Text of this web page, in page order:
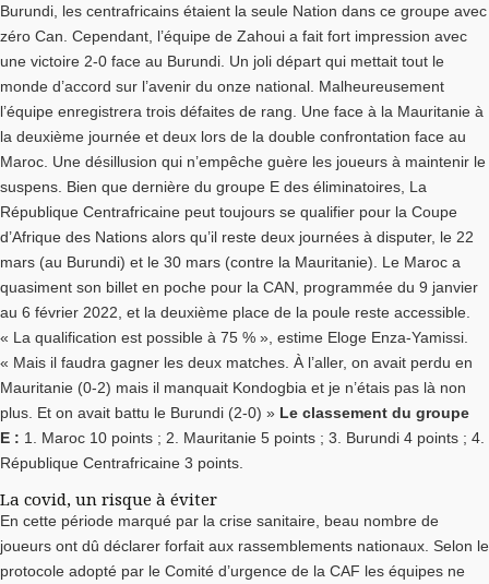
Burundi, les centrafricains étaient la seule Nation dans ce groupe avec
zéro Can. Cependant, l’équipe de Zahoui a fait fort impression avec
une victoire 2-0 face au Burundi. Un joli départ qui mettait tout le
monde d’accord sur l’avenir du onze national. Malheureusement
l’équipe enregistrera trois défaites de rang. Une face à la Mauritanie à
la deuxième journée et deux lors de la double confrontation face au
Maroc. Une désillusion qui n’empêche guère les joueurs à maintenir le
suspens. Bien que dernière du groupe E des éliminatoires, La
République Centrafricaine peut toujours se qualifier pour la Coupe
d’Afrique des Nations alors qu’il reste deux journées à disputer, le 22
mars (au Burundi) et le 30 mars (contre la Mauritanie). Le Maroc a
quasiment son billet en poche pour la CAN, programmée du 9 janvier
au 6 février 2022, et la deuxième place de la poule reste accessible.
« La qualification est possible à 75 % », estime Eloge Enza-Yamissi.
« Mais il faudra gagner les deux matches. À l’aller, on avait perdu en
Mauritanie (0-2) mais il manquait Kondogbia et je n’étais pas là non
plus. Et on avait battu le Burundi (2-0) » Le classement du groupe
E : 1. Maroc 10 points ; 2. Mauritanie 5 points ; 3. Burundi 4 points ; 4.
République Centrafricaine 3 points.
La covid, un risque à éviter
En cette période marqué par la crise sanitaire, beau nombre de
joueurs ont dû déclarer forfait aux rassemblements nationaux. Selon le
protocole adopté par le Comité d’urgence de la CAF les équipes ne